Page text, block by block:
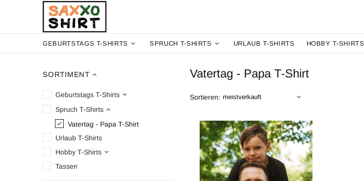
GEBURTSTAGS T-SHIRTS SPRUCH T-SHIRTS URLAUB T-SHIRTS HOBBY T-SHIRTS
SORTIMENT
Geburtstags T-Shirts
Spruch T-Shirts
Vatertag - Papa T-Shirt
Urlaub T-Shirts
Hobby T-Shirts
Tassen
Vatertag - Papa T-Shirt
Sortieren: